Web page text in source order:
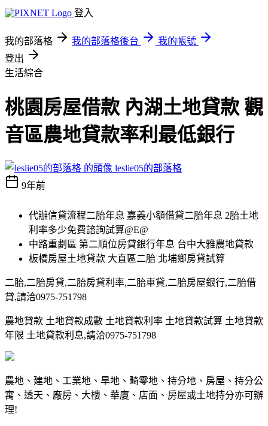
登入
我的部落格 我的部落格後台
我的帳號
登出
生活綜合
桃園房屋借款 內湖土地貸款 觀
音區農地貸款率利最低銀行
leslie05的部落格
9年前
代辦信貸流程二胎年息 嘉義小額借貸二胎年息 2胎土地
利率多少免費諮詢試算@E@
中路重劃區 第二順位房貸銀行年息 台中大雅農地貸款
板橋房屋土地貸款 大直區二胎 北埔鄉房貸試算
二胎,二胎房貸,二胎房貸利率,二胎車貸,二胎房屋銀行,二胎借
貸,請洽0975-751798
農地貸款 土地貸款成數 土地貸款利率 土地貸款試算 土地貸款
年限 土地貸款利息,請洽0975-751798
農地、建地、工業地、旱地、畸零地、持分地、房屋、持分公
寓、透天、廠房、大樓、華廈、店面、房屋或土地持分亦可辦
理!